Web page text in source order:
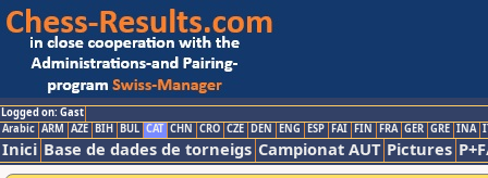
Logged on: Gast
Arabic ARM AZE BIH BUL CAT CHN CRO CZE DEN ENG ESP FAI FIN FRA GER GRE INA
Inici Base de dades de torneigs Campionat AUT Pictures